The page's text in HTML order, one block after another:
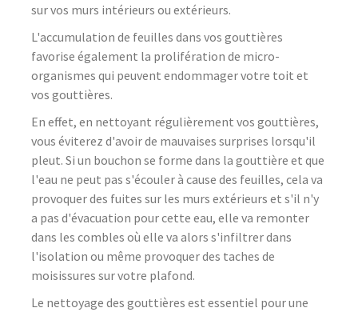
sur vos murs intérieurs ou extérieurs.
L'accumulation de feuilles dans vos gouttières
favorise également la prolifération de micro-
organismes qui peuvent endommager votre toit et
vos gouttières.
En effet, en nettoyant régulièrement vos gouttières,
vous éviterez d'avoir de mauvaises surprises lorsqu'il
pleut. Si un bouchon se forme dans la gouttière et que
l'eau ne peut pas s'écouler à cause des feuilles, cela va
provoquer des fuites sur les murs extérieurs et s'il n'y
a pas d'évacuation pour cette eau, elle va remonter
dans les combles où elle va alors s'infiltrer dans
l'isolation ou même provoquer des taches de
moisissures sur votre plafond.
Le nettoyage des gouttières est essentiel pour une